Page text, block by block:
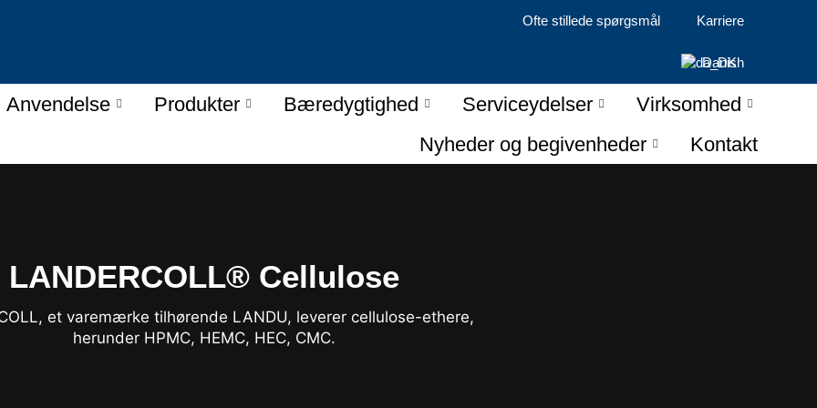
Ofte stillede spørgsmål Karriere
Danish
Anvendelse Produkter Bæredygtighed Serviceydelser
Virksomhed
Nyheder og begivenheder
Kontakt
LANDERCOLL® Cellulose
et varemærke tilhørende LANDU, leverer cellulose-ethere,
herunder HPMC, HEMC, HEC, CMC.